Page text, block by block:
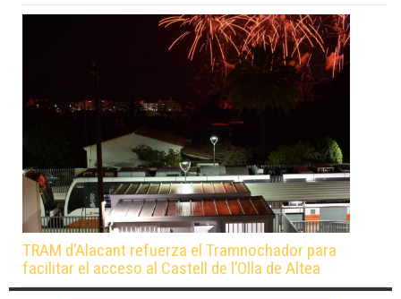
TRAM d’Alacant refuerza el Tramnochador para
facilitar el acceso al Castell de l’Olla de Altea